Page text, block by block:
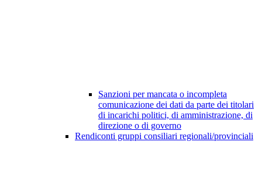
Sanzioni per mancata o incompleta
comunicazione dei dati da parte dei titolari
di incarichi politici, di amministrazione, di
direzione o di governo
Rendiconti gruppi consiliari regionali/provinciali